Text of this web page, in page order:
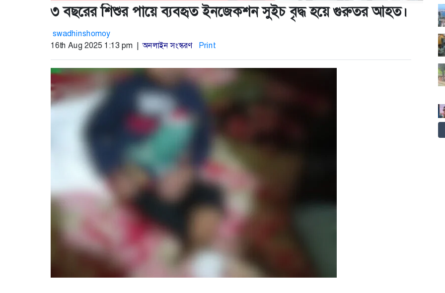
৩ বছরের শিশুর পায়ে ব্যবহৃত ইনজেকশন সুইচ বৃদ্ধ হয়ে গুরুতর আহত।
swadhinshomoy
16th Aug 2025 1:13 pm |অনলাইন সংস্করণ Print